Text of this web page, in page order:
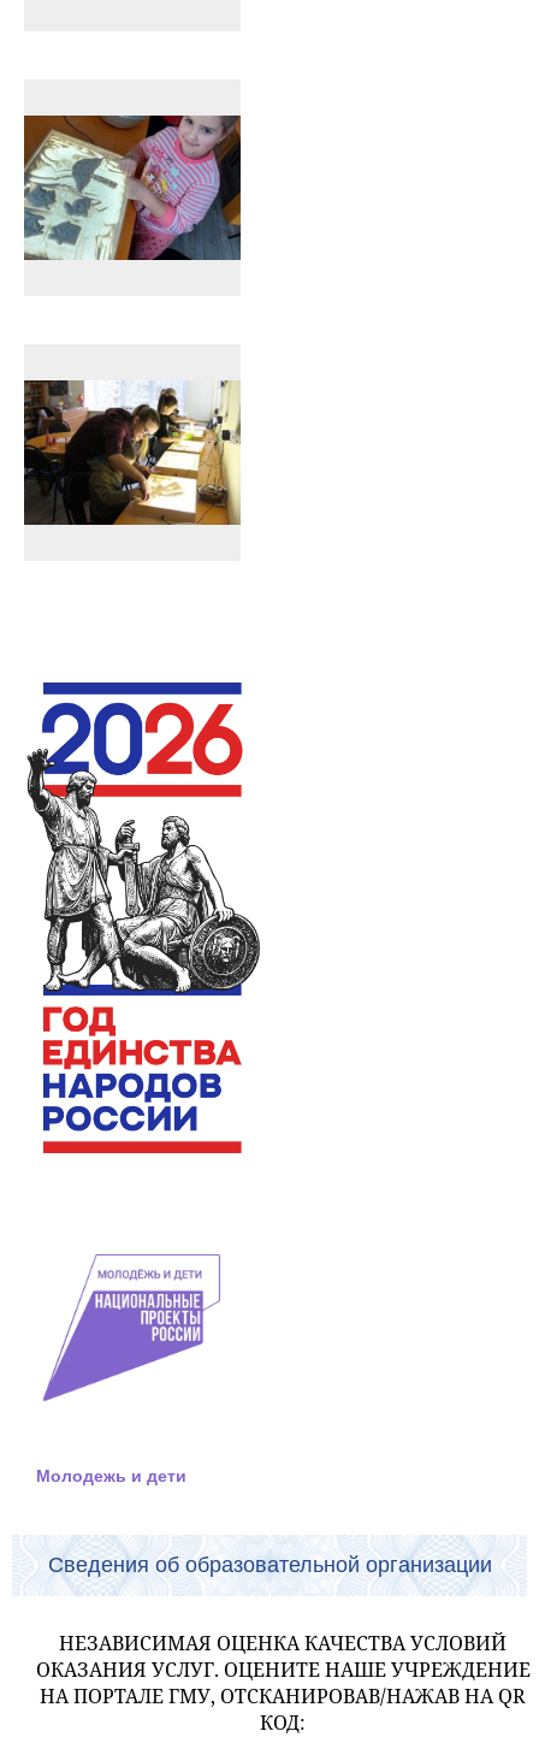
Молодежь и дети
Сведения об образовательной организации
НЕЗАВИСИМАЯ ОЦЕНКА КАЧЕСТВА УСЛОВИЙ
ОКАЗАНИЯ УСЛУГ. ОЦЕНИТЕ НАШЕ УЧРЕЖДЕНИЕ
НА ПОРТАЛЕ ГМУ, ОТСКАНИРОВАВ/НАЖАВ НА QR
КОД: